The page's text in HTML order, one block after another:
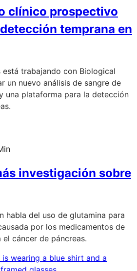
clínico prospectivo
temprana en
está trabajando con Biological
un nuevo análisis de sangre de
una plataforma para la detección
investigación sobre
habla del uso de glutamina para
por los medicamentos de
cáncer de páncreas.